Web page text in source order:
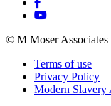
© M Moser Associates
Terms of use
Privacy Policy
Modern Slavery